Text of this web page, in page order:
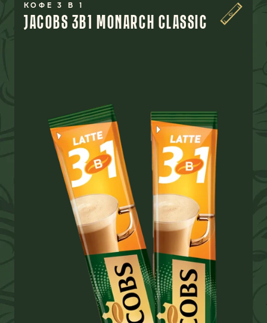
КОФЕ 3 В 1
JACOBS 3B1 MONARCH CLASSIC